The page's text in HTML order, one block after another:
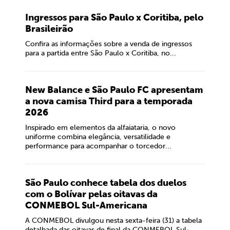
Ingressos para São Paulo x Coritiba, pelo
Brasileirão
Confira as informações sobre a venda de ingressos
para a partida entre São Paulo x Coritiba, no...
New Balance e São Paulo FC apresentam
a nova camisa Third para a temporada
2026
Inspirado em elementos da alfaiataria, o novo
uniforme combina elegância, versatilidade e
performance para acompanhar o torcedor...
São Paulo conhece tabela dos duelos
com o Bolívar pelas oitavas da
CONMEBOL Sul-Americana
A CONMEBOL divulgou nesta sexta-feira (31) a tabela